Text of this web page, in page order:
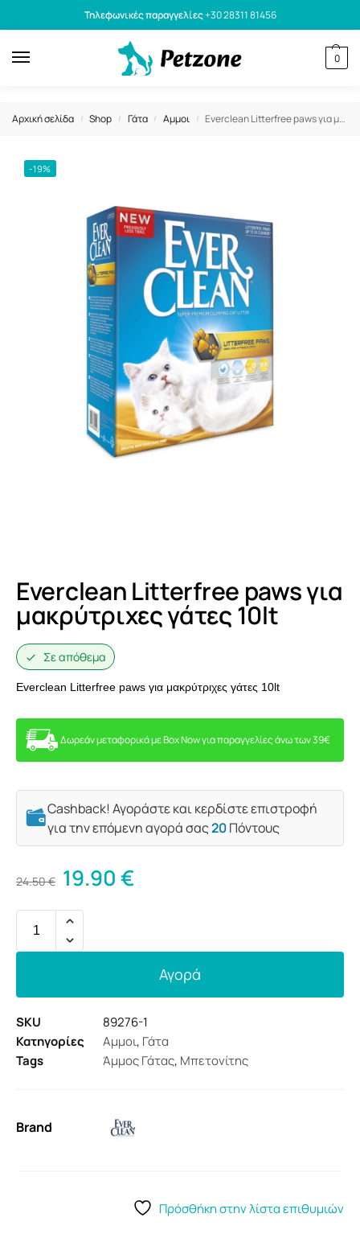
Τηλεφωνικές παραγγελίες+30 28311 81456
0
Αρχική σελίδα / Shop / Γάτα / Αμμοι / Everclean Litterfree paws για μακρύτριχες γάτες 10lt
-19%
Everclean Litterfree paws για
μακρύτριχες γάτες 10lt
Σε απόθεμα
Everclean Litterfree paws για μακρύτριχες γάτες 10lt
Δωρεάν μεταφορικά με Box Now για παραγγελίες άνω των 39€
Cashback! Αγοράστε και κερδίστε επιστροφή
για την επόμενη αγορά σας20Πόντους
24.50€ 19.90€
Αγορά
SKU
89276-1
Κατηγορίες
Αμμοι, Γάτα
Tags
Άμμος Γάτας, Μπετονίτης
Brand
Πρόσθήκη στην λίστα επιθυμιών